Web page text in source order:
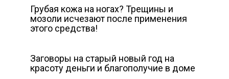
Грубая кожа на ногах? Трещины и
мозоли исчезают после применения
этого средства!
Заговоры на старый новый год на
красоту деньги и благополучие в доме